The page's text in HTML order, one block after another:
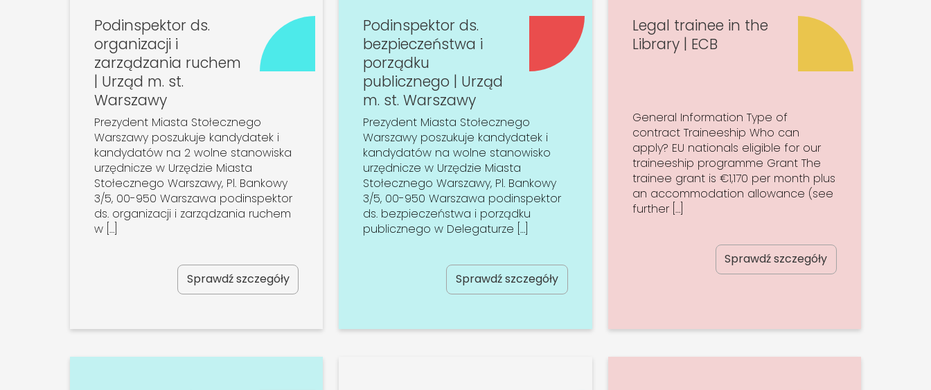
Podinspektor ds.
organizacji i
zarządzania ruchem
| Urząd m. st.
Warszawy
Prezydent Miasta Stołecznego
Warszawy poszukuje kandydatek i
kandydatów na 2 wolne stanowiska
urzędnicze w Urzędzie Miasta
Stołecznego Warszawy, Pl. Bankowy
3/5, 00-950 Warszawa podinspektor
ds. organizacji i zarządzania ruchem
w […]
Sprawdź szczegóły
Podinspektor ds.
bezpieczeństwa i
porządku
publicznego | Urząd
m. st. Warszawy
Prezydent Miasta Stołecznego
Warszawy poszukuje kandydatek i
kandydatów na wolne stanowisko
urzędnicze w Urzędzie Miasta
Stołecznego Warszawy, Pl. Bankowy
3/5, 00-950 Warszawa podinspektor
ds. bezpieczeństwa i porządku
publicznego w Delegaturze […]
Sprawdź szczegóły
Legal trainee in the
Library | ECB
General Information Type of
contract Traineeship Who can
apply? EU nationals eligible for our
traineeship programme Grant The
trainee grant is €1,170 per month plus
an accommodation allowance (see
further […]
Sprawdź szczegóły